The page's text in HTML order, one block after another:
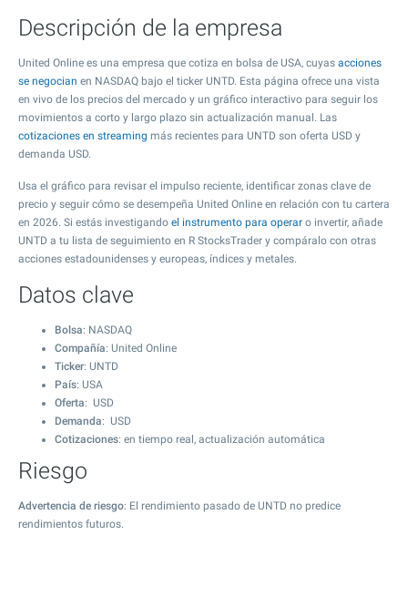
Descripción de la empresa
United Online es una empresa que cotiza en bolsa de USA, cuyas acciones
se negocian en NASDAQ bajo el ticker UNTD. Esta página ofrece una vista
en vivo de los precios del mercado y un gráfico interactivo para seguir los
movimientos a corto y largo plazo sin actualización manual. Las
cotizaciones en streaming más recientes para UNTD son oferta USD y
demanda USD.
Usa el gráfico para revisar el impulso reciente, identificar zonas clave de
precio y seguir cómo se desempeña United Online en relación con tu cartera
en 2026. Si estás investigando el instrumento para operar o invertir, añade
UNTD a tu lista de seguimiento en R StocksTrader y compáralo con otras
acciones estadounidenses y europeas, índices y metales.
Datos clave
Bolsa: NASDAQ
Compañía: United Online
Ticker: UNTD
País: USA
Oferta: USD
Demanda: USD
Cotizaciones: en tiempo real, actualización automática
Riesgo
Advertencia de riesgo: El rendimiento pasado de UNTD no predice
rendimientos futuros.